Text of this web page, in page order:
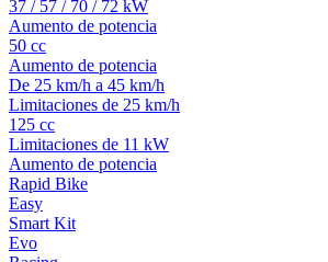
37 / 57 / 70 / 72 kW
Aumento de potencia
50 cc
Aumento de potencia
De 25 km/h a 45 km/h
Limitaciones de 25 km/h
125 cc
Limitaciones de 11 kW
Aumento de potencia
Rapid Bike
Easy
Smart Kit
Evo